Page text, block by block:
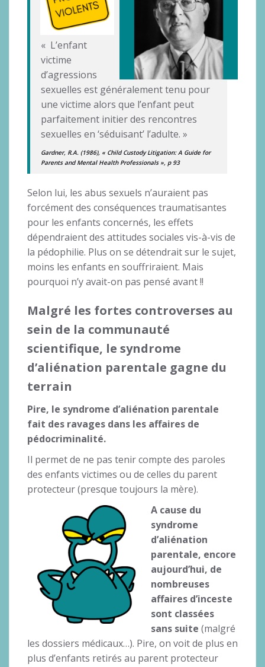
« L’enfant
victime
d’agressions
sexuelles est généralement tenu pour
une victime alors que l’enfant peut
parfaitement initier des rencontres
sexuelles en ‘séduisant’ l’adulte. »
Gardner, R.A. (1986), « Child Custody Litigation: A Guide for
Parents and Mental Health Professionals », p 93
Selon lui, les abus sexuels n’auraient pas
forcément des conséquences traumatisantes
pour les enfants concernés, les effets
dépendraient des attitudes sociales vis-à-vis de
la pédophilie. Plus on se détendrait sur le sujet,
moins les enfants en souffriraient. Mais
pourquoi n’y avait-on pas pensé avant !!
Malgré les fortes controverses au
sein de la communauté
scientifique, le syndrome
d’aliénation parentale gagne du
terrain
Pire, le syndrome d’aliénation parentale
fait des ravages dans les affaires de
pédocriminalité.
Il permet de ne pas tenir compte des paroles
des enfants victimes ou de celles du parent
protecteur (presque toujours la mère).
A cause du
syndrome
d’aliénation
parentale, encore
aujourd’hui, de
nombreuses
affaires d’inceste
sont classées
sans suite (malgré
les dossiers médicaux…). Pire, on voit de plus en
plus d’enfants retirés au parent protecteur